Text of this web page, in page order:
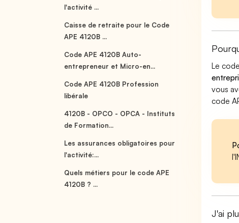
l'activité ...
Caisse de retraite pour le Code
APE 4120B ...
Code APE 4120B Auto-
entrepreneur et Micro-en...
Code APE 4120B Profession
libérale
4120B - OPCO - OPCA - Instituts
de Formation...
Les assurances obligatoires pour
l'activité:...
Quels métiers pour le code APE
4120B ? ...
Le
vous
code
J'ai